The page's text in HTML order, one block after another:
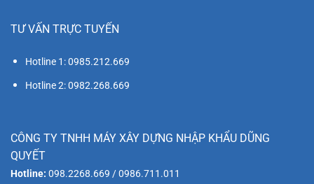
TƯ VẤN TRỰC TUYẾN
Hotline 1: 0985.212.669
Hotline 2: 0982.268.669
CÔNG TY TNHH MÁY XÂY DỰNG NHẬP KHẨU DŨNG
QUYẾT
Hotline: 098.2268.669 / 0986.711.011